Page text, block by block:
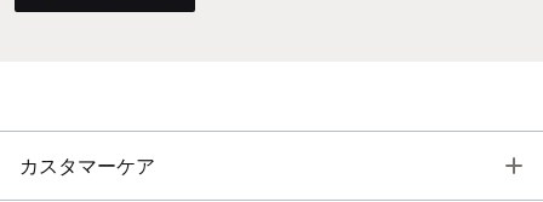
カスタマーケア